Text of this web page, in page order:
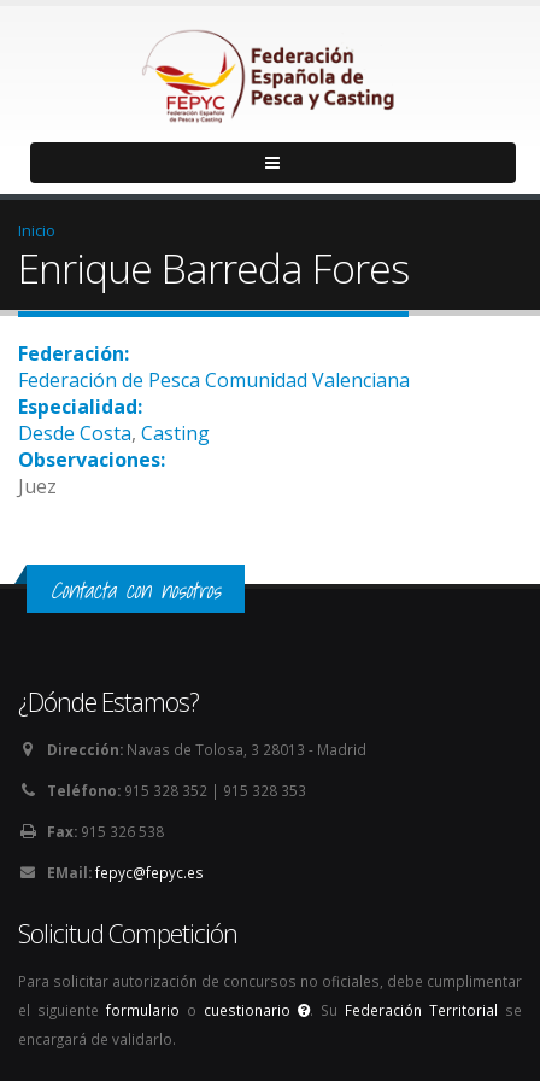
Inicio
Enrique Barreda Fores
Federación:
Federación de Pesca Comunidad Valenciana
Especialidad:
Desde Costa, Casting
Observaciones:
Juez
Contacta con nosotros
¿Dónde Estamos?
Dirección: Navas de Tolosa, 3 28013 - Madrid
Teléfono: 915 328 352 | 915 328 353
Fax: 915 326 538
EMail:fepyc@fepyc.es
Solicitud Competición
Para solicitar autorización de concursos no oficiales, debe cumplimentar
el siguiente formulario o cuestionario . Su Federación Territorial se
encargará de validarlo.